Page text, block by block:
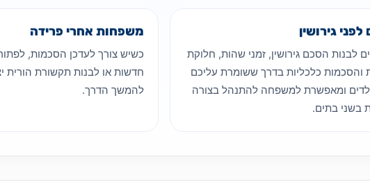
לפני גירושין
לבנות הסכם גירושין, זמני שהות, חלוקת
והסכמות כלכליות בדרך ששומרת עליכם
ומאפשרת למשפחה להתנהל בצורה
בשני בתים.
משפחות אחרי פרידה
כשיש צורך לעדכן הסכמות,
חדשות או לבנות תקשורת הורית
להמשך הדרך.